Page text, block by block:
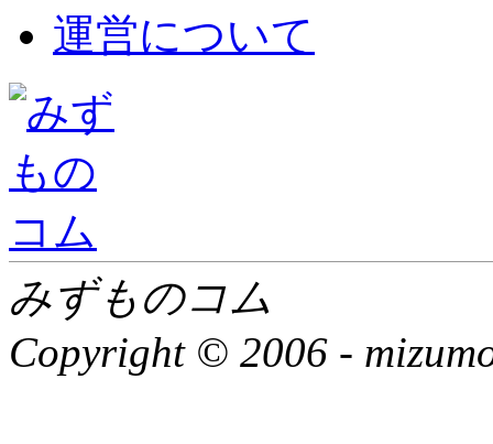
運営について
みずものコム
Copyright © 2006 -